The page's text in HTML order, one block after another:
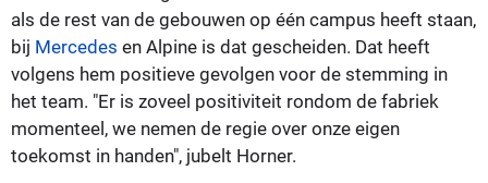
als de rest van de gebouwen op één campus heeft staan,
bij Mercedes en Alpine is dat gescheiden. Dat heeft
volgens hem positieve gevolgen voor de stemming in
het team. "Er is zoveel positiviteit rondom de fabriek
momenteel, we nemen de regie over onze eigen
toekomst in handen", jubelt Horner.